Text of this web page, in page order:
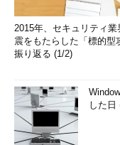
2015年、セキュリティ業
震をもたらした「標的型
振り返る (1/2)
した日